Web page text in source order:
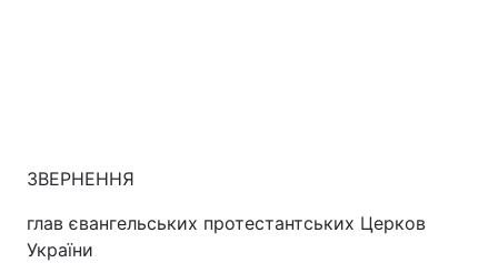
Дніпро
ЗВЕРНЕННЯ
глав євангельських протестантських Церков
України